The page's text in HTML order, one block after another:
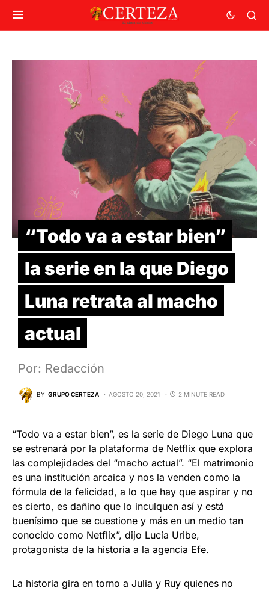
“Todo va a estar bien”
la serie en la que Diego
Luna retrata al macho
actual
Por: Redacción
BY GRUPO CERTEZA AGOSTO 20, 2021 2 MINUTE READ
“Todo va a estar bien”, es la serie de Diego Luna que
se estrenará por la plataforma de Netflix que explora
las complejidades del “macho actual”. “El matrimonio
es una institución arcaica y nos la venden como la
fórmula de la felicidad, a lo que hay que aspirar y no
es cierto, es dañino que lo inculquen así y está
buenísimo que se cuestione y más en un medio tan
conocido como Netflix”, dijo Lucía Uribe,
protagonista de la historia a la agencia Efe.
La historia gira en torno a Julia y Ruy quienes no